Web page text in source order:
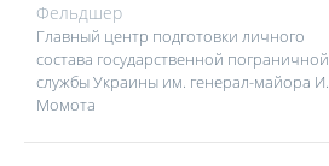
Фельдшер
Главный центр подготовки личного
состава государственной пограничной
службы Украины им. генерал-майора И.
Момота